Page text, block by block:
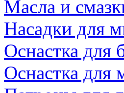
Масла и
Насадки для
Оснастка для
Оснастка для